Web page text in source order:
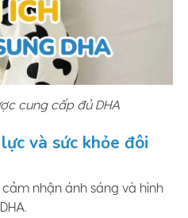
cung cấp đủ DHA
và sức khỏe đôi
nhận ánh sáng và hình